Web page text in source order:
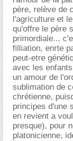
père, relève de
l'agriculture et
qu'offre le père
primordiale...
filliation, enrte
peut-etre
avec les
un amour de
sublimation de
chrétienne,
principes d'une
en revient a
presque), pour
platonicienne,